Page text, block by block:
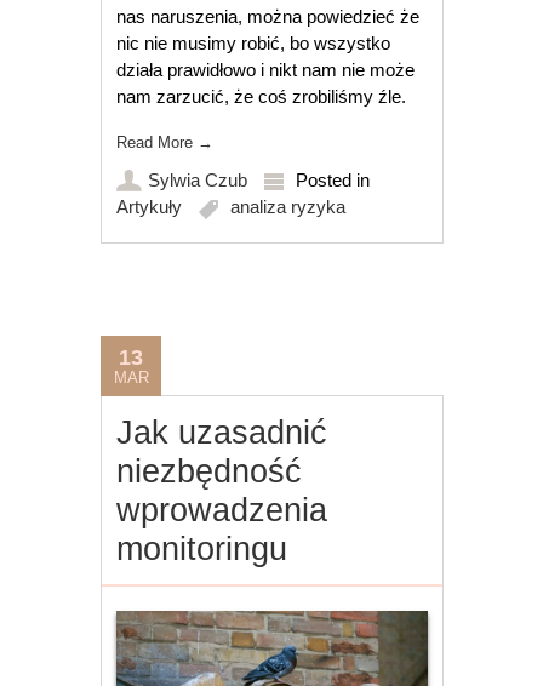
nas naruszenia, można powiedzieć że
nic nie musimy robić, bo wszystko
działa prawidłowo i nikt nam nie może
nam zarzucić, że coś zrobiliśmy źle.
Read More →
Sylwia Czub
Posted in
Artykuły
analiza ryzyka
13
MAR
Jak uzasadnić
niezbędność
wprowadzenia
monitoringu